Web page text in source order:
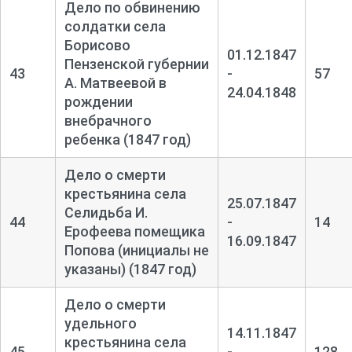
43
Дело по обвинению
солдатки села
Борисово
Пензенской губернии
А. Матвеевой в
рождении
внебрачного
ребенка (1847 год)
01.12.1847
-
24.04.1848
57
44
Дело о смерти
крестьянина села
Селидьба И.
Ерофеева помещика
Попова (инициалы не
указаны) (1847 год)
25.07.1847
-
16.09.1847
14
Дело о смерти
удельного
крестьянина села
14.11.1847